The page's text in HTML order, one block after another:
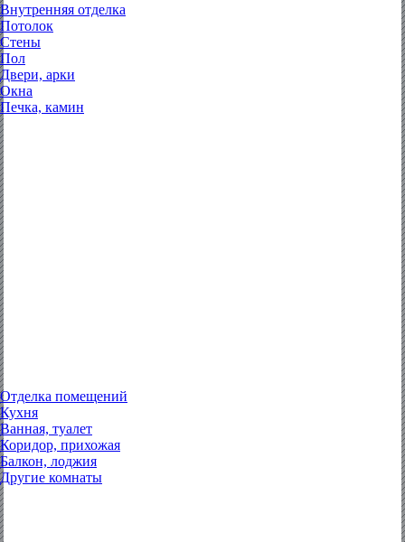
Внутренняя отделка
Потолок
Стены
Пол
Двери, арки
Окна
Печка, камин
Отделка помещений
Кухня
Ванная, туалет
Коридор, прихожая
Балкон, лоджия
Другие комнаты